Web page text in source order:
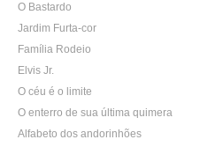
O Bastardo
Jardim Furta-cor
Família Rodeio
Elvis Jr.
O céu é o limite
O enterro de sua última quimera
Alfabeto dos andorinhões